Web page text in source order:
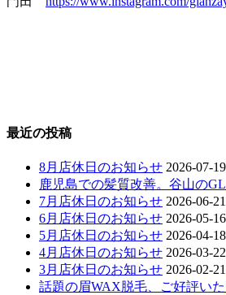
最近の投稿
8月店休日のお知らせ 2026-07-19
鹿児島での髪質改善。谷山の
7月店休日のお知らせ 2026-06-21
6月店休日のお知らせ 2026-05-16
5月店休日のお知らせ 2026-04-18
4月店休日のお知らせ 2026-03-22
3月店休日のお知らせ 2026-02-21
話題の眉WAX脱毛、ご好評いた